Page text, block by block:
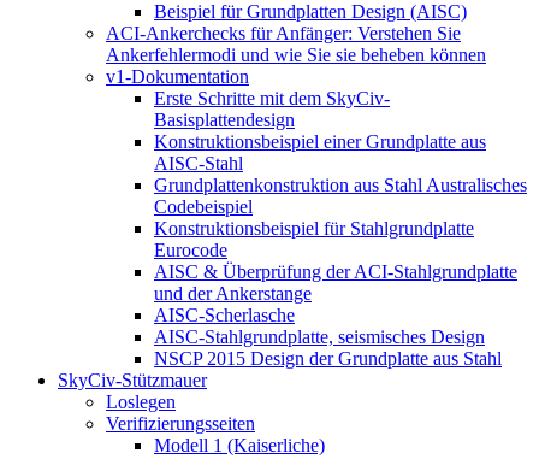
Beispiel für Grundplatten Design (AISC)
ACI-Ankerchecks für Anfänger: Verstehen Sie
Ankerfehlermodi und wie Sie sie beheben können
v1-Dokumentation
Erste Schritte mit dem SkyCiv-
Basisplattendesign
Konstruktionsbeispiel einer Grundplatte aus
AISC-Stahl
Grundplattenkonstruktion aus Stahl Australisches
Codebeispiel
Konstruktionsbeispiel für Stahlgrundplatte
Eurocode
AISC & Überprüfung der ACI-Stahlgrundplatte
und der Ankerstange
AISC-Scherlasche
AISC-Stahlgrundplatte, seismisches Design
NSCP 2015 Design der Grundplatte aus Stahl
SkyCiv-Stützmauer
Loslegen
Verifizierungsseiten
Modell 1 (Kaiserliche)